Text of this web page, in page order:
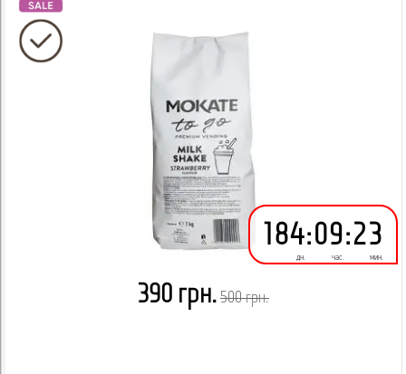
184
дн.
:09
час.
:23
мин.
390 грн. 500 грн.